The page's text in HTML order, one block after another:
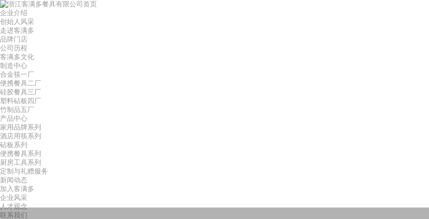
首页
企业介绍
创始人风采
走进客满多
品牌门店
公司历程
客满多文化
制造中心
合金筷一厂
便携餐具二厂
硅胶餐具三厂
塑料砧板四厂
竹制品五厂
产品中心
家用品牌系列
酒店用筷系列
砧板系列
便携餐具系列
厨房工具系列
定制与礼赠服务
新闻动态
加入客满多
企业风采
人才观念
联系我们